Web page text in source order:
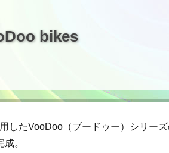
bikes
したVooDoo（ブードゥー）シリー
。